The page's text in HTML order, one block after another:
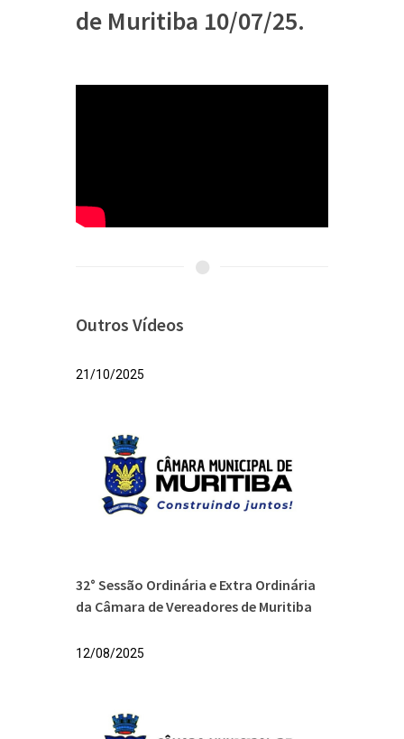
de Muritiba 10/07/25.
Outros Vídeos
21/10/2025
32° Sessão Ordinária e Extra Ordinária
da Câmara de Vereadores de Muritiba
12/08/2025